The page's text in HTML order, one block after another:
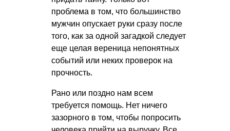
проблема в том, что большинство
мужчин опускает руки сразу после
того, как за одной загадкой следует
еще целая вереница непонятных
событий или неких проверок на
прочность.
Рано или поздно нам всем
требуется помощь. Нет ничего
зазорного в том, чтобы попросить